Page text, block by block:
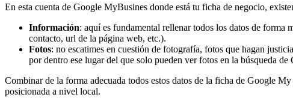
En esta cuenta de Google MyBusines donde está tu ficha de negocio,
Información: aquí es fundamental rellenar todos los datos de
contacto, url de la página web, etc.).
Fotos: no escatimes en cuestión de fotografía, fotos que hagan
por dentro ese lugar del que solo pueden ver fotos en la búsqueda de
Combinar de la forma adecuada todos estos datos de la ficha de Google
posicionada a nivel local.